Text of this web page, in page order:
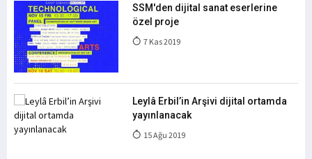
SSM'den dijital sanat eserlerine
özel proje
7 Kas 2019
Leylâ Erbil’in Arşivi dijital ortamda
yayınlanacak
15 Ağu 2019